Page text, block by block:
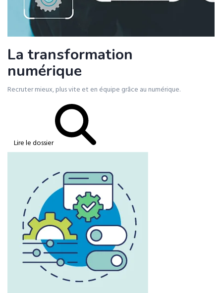
La transformation
numérique
Recruter mieux, plus vite et en équipe grâce au numérique.
Lire le dossier